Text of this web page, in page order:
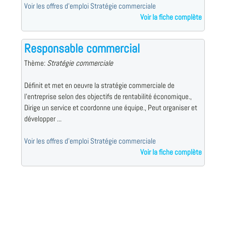
Voir les offres d'emploi Stratégie commerciale
Voir la fiche complète
Responsable commercial
Thème: Stratégie commerciale
Définit et met en oeuvre la stratégie commerciale de
l'entreprise selon des objectifs de rentabilité économique.,
Dirige un service et coordonne une équipe., Peut organiser et
développer ...
Voir les offres d'emploi Stratégie commerciale
Voir la fiche complète